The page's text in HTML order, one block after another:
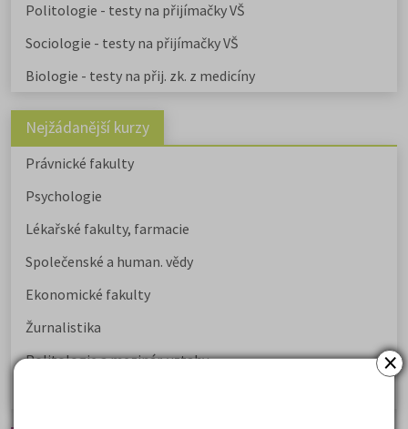
×
Politologie - testy na přijímačky VŠ
Sociologie - testy na přijímačky VŠ
Biologie - testy na přij. zk. z medicíny
Nejžádanější kurzy
Právnické fakulty
Psychologie
Lékařské fakulty, farmacie
Společenské a human. vědy
Ekonomické fakulty
Žurnalistika
Politologie a mezinár. vztahy